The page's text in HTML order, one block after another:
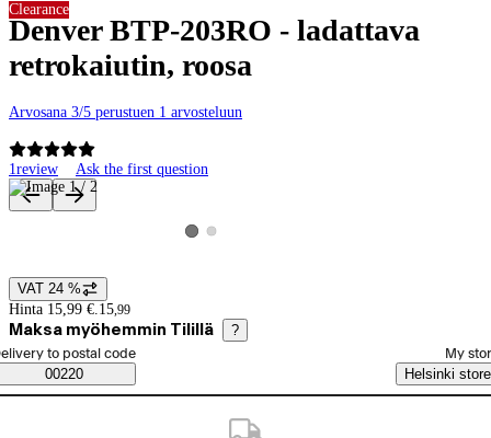
Denver BTP-203RO - ladattava
retrokaiutin, roosa
Arvosana 3/5 perustuen 1 arvosteluun
1review Ask the first question
Clearance
Product images and videos
View product image 1
View product image 2
Price details
VAT 24 %
Hinta 15,99 €. 15,99
Maksa myöhemmin Tilillä ?
Saatavuustiedot
order method
to postal code
00220
My
Helsinki store